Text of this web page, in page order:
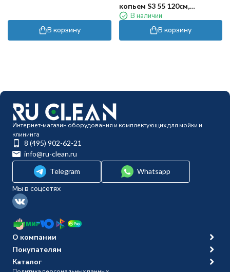
В корзину
копьем S3 55 120см,
красный)
В наличии
В корзину
Интернет-магазин оборудования и комплектующих для мойки и
клининга
8 (495) 902-62-21
info@ru-clean.ru
Telegram
Whatsapp
Мы в соцсетях
О компании
Покупателям
Каталог